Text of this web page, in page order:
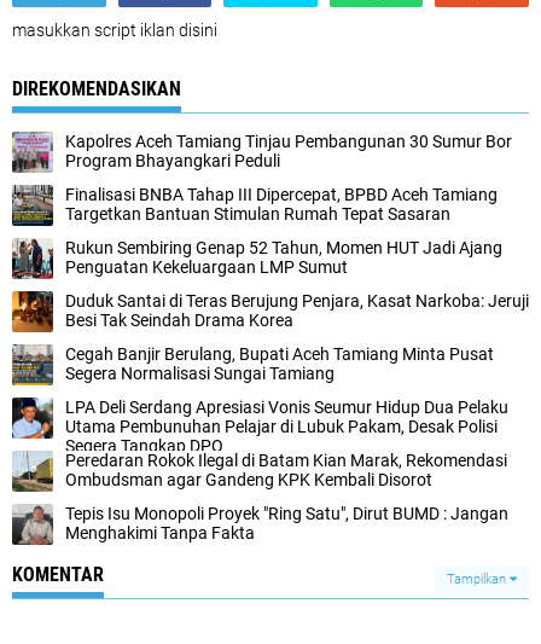
masukkan script iklan disini
DIREKOMENDASIKAN
Kapolres Aceh Tamiang Tinjau Pembangunan 30 Sumur Bor
Program Bhayangkari Peduli
Finalisasi BNBA Tahap III Dipercepat, BPBD Aceh Tamiang
Targetkan Bantuan Stimulan Rumah Tepat Sasaran
Rukun Sembiring Genap 52 Tahun, Momen HUT Jadi Ajang
Penguatan Kekeluargaan LMP Sumut
Duduk Santai di Teras Berujung Penjara, Kasat Narkoba: Jeruji
Besi Tak Seindah Drama Korea
Cegah Banjir Berulang, Bupati Aceh Tamiang Minta Pusat
Segera Normalisasi Sungai Tamiang
LPA Deli Serdang Apresiasi Vonis Seumur Hidup Dua Pelaku
Utama Pembunuhan Pelajar di Lubuk Pakam, Desak Polisi
Segera Tangkap DPO
Peredaran Rokok Ilegal di Batam Kian Marak, Rekomendasi
Ombudsman agar Gandeng KPK Kembali Disorot
Tepis Isu Monopoli Proyek "Ring Satu", Dirut BUMD : Jangan
Menghakimi Tanpa Fakta
KOMENTAR Tampilkan